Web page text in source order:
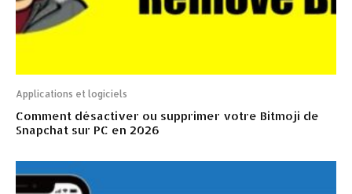
Applications et logiciels
Comment désactiver ou supprimer votre Bitmoji de
Snapchat sur PC en 2026